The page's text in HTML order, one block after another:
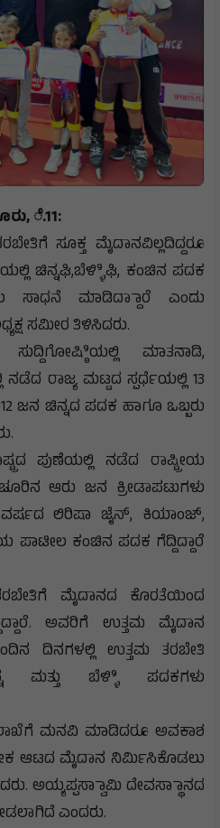
ೆ.11:
ಸೂಕ್ತ ಮೈದಾನವಿಲ್ಲದಿದ್ದರೂ
ಚಿನ್ನಘಿ,ಬೆಳ್ಳಿಿಘಿ, ಕಂಚಿನ ಪದಕ
ಸಾಧನೆ ಮಾಡಿದ್ದಾಾರೆ ಎಂದು
ಸಮೀರ ತಿಳಿಸಿದರು.
ಮಾತನಾಡಿ,
ರಾಜ್ಯ ಮಟ್ಟದ ಸ್ಪರ್ಧೆಯಲ್ಲಿ 13
ಜನ ಚಿನ್ನದ ಪದಕ ಹಾಗೂ ಒಬ್ಬರು
ಪುಣೆಯಲ್ಲಿ ನಡೆದ ರಾಷ್ಟ್ರೀಯ
ಆರು ಜನ ಕ್ರೀಡಾಪಟುಗಳು
ವರ್ಷದ ಲಿರಿಷಾ ಜೈನ್, ಕಿಯಾಂಜ್,
ಪಾಟೀಲ ಕಂಚಿನ ಪದಕ ಗೆದ್ದಿದ್ದಾರೆ
ಮೈದಾನದ ಕೊರತೆಯಿಂದ
ಅವರಿಗೆ ಉತ್ತಮ ಮೈದಾನ
ದಿನಗಳಲ್ಲಿ ಉತ್ತಮ ತರಬೇತಿ
ಮತ್ತು ಬೆಳ್ಳಿಿ ಪದಕಗಳು
ಮನವಿ ಮಾಡಿದರೂ ಅವಕಾಶ
ಆಟದ ಮೈದಾನ ನಿರ್ಮಿಸಿಕೊಡಲು
ಅಯ್ಯಪ್ಪಸ್ವಾಾಮಿ ದೇವಸ್ಥಾಾನದ
ಎಂದರು.